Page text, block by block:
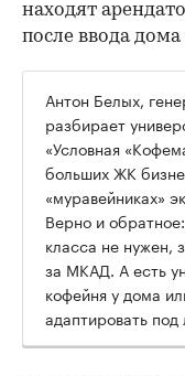
находят
после ввода
Антон Белых,
разбирает
«Условная
больших ЖК
«муравейниках»
Верно и
класса не нужен,
за МКАД. А есть
кофейня у дома
адаптировать